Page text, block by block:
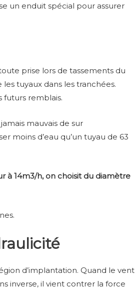
un enduit spécial pour assurer
prise lors de tassements du
tuyaux dans les tranchées.
futurs remblais.
jamais mauvais de sur
moins d’eau qu’un tuyau de 63
14m3/h, on choisit du diamètre
d’implantation. Quand le vent
inverse, il vient contrer la force